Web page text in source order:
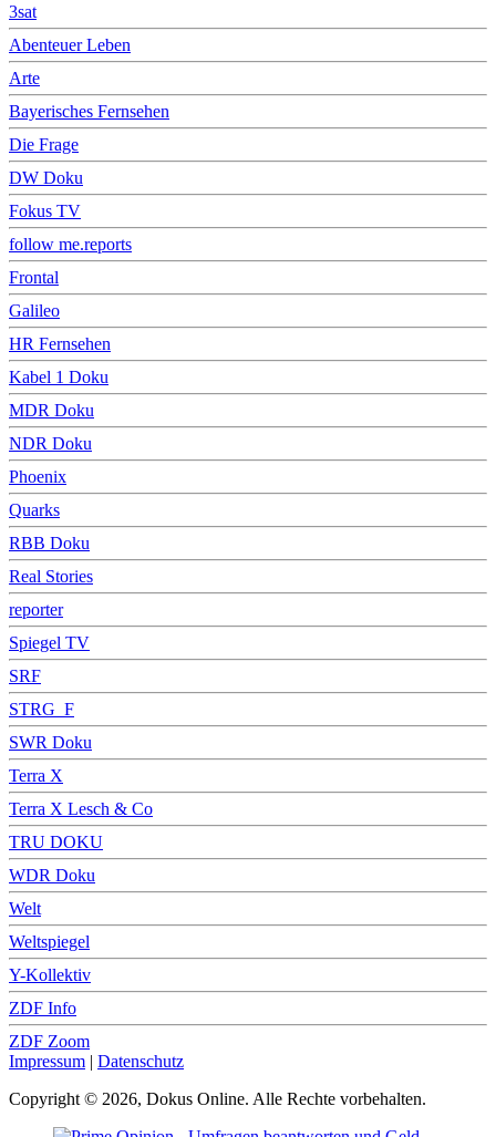
3sat
Abenteuer Leben
Arte
Bayerisches Fernsehen
Die Frage
DW Doku
Fokus TV
follow me.reports
Frontal
Galileo
HR Fernsehen
Kabel 1 Doku
MDR Doku
NDR Doku
Phoenix
Quarks
RBB Doku
Real Stories
reporter
Spiegel TV
SRF
STRG_F
SWR Doku
Terra X
Terra X Lesch & Co
TRU DOKU
WDR Doku
Welt
Weltspiegel
Y-Kollektiv
ZDF Info
ZDF Zoom
Impressum | Datenschutz
Copyright © 2026, Dokus Online. Alle Rechte vorbehalten.